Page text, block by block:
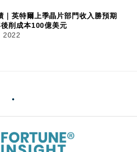
｜英特爾上季晶片部門收入勝預期
後削成本100億美元
2022